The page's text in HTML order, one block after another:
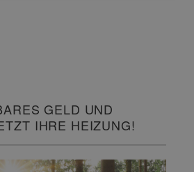
GELD UND
IHRE HEIZUNG!